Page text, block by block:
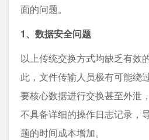
面的问题。
1、数据安全问题
以上传统交换方式均缺乏有效
此，文件传输人员极有可能绕
要核心数据进行交换甚至外泄
不具备详细的操作日志记录，
题的时间成本增加。